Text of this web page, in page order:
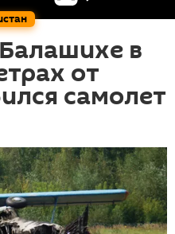
в
от
самолет